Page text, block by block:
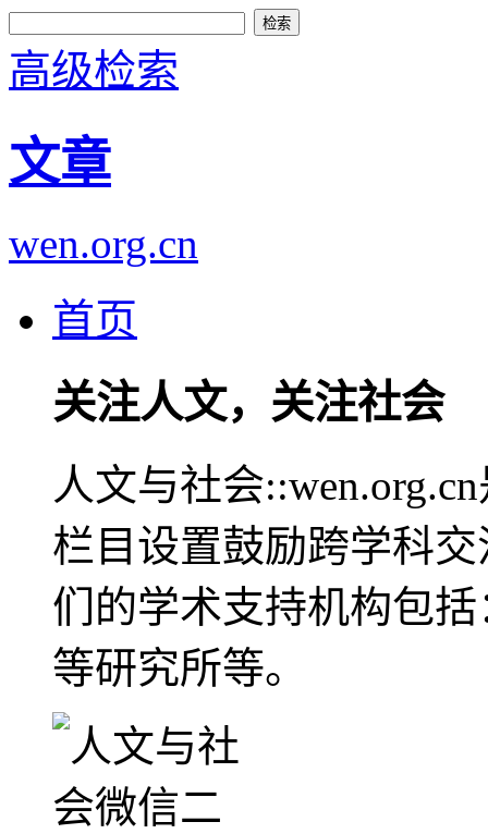
高级检索
文章
wen.org.cn
首页
关注人文，关注社会
人文与社会
栏目设置鼓励跨学科
们的学术支持机构包
等研究所等。